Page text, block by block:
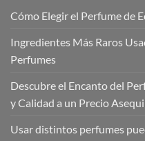
Cómo Elegir el Perfume de
Ingredientes Más Raros
Perfumes
Descubre el Encanto del
y Calidad a un Precio
Usar distintos perfumes